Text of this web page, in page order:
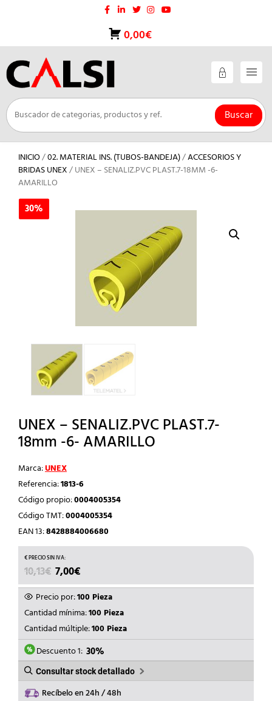
0,00€
Buscar
INICIO/02. MATERIAL INS. (TUBOS-BANDEJA)/ACCESORIOS Y
BRIDAS UNEX/ UNEX – SENALIZ.PVC PLAST.7-18MM -6-
AMARILLO
30%
UNEX – SENALIZ.PVC PLAST.7-
18mm -6- AMARILLO
Marca:UNEX
Referencia:1813-6
Código propio:0004005354
Código TMT:0004005354
EAN 13:8428884006680
10,13€ EL
PRECIO
ORIGINAL
ERA:
10,13€.
7,00€
PRECIO
ACTUAL
ES:
7,00€.
Precio por:100 Pieza
Cantidad mínima:100 Pieza
Cantidad múltiple:100 Pieza
Descuento 1: 30%
Consultar stock detallado
Recíbelo en 24h / 48h
30%